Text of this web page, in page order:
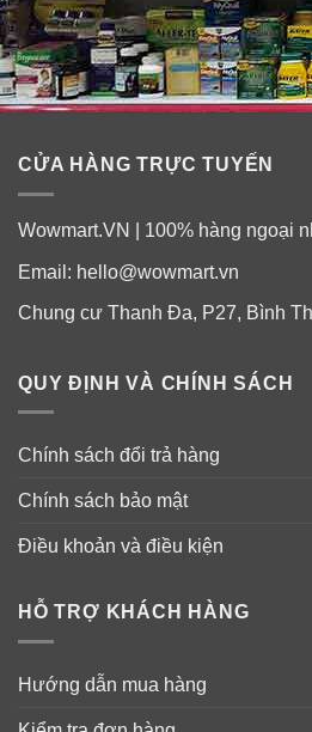
CỬA HÀNG TRỰC TUYẾN
Wowmart.VN | 100% hàng ngoại
Email: hello@wowmart.vn
Chung cư Thanh Đa, P27, Bình
QUY ĐỊNH VÀ CHÍNH SÁCH
Chính sách đổi trả hàng
Chính sách bảo mật
Điều khoản và điều kiện
HỖ TRỢ KHÁCH HÀNG
Hướng dẫn mua hàng